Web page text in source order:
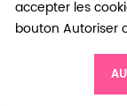
accepter les
bouton Autoriser